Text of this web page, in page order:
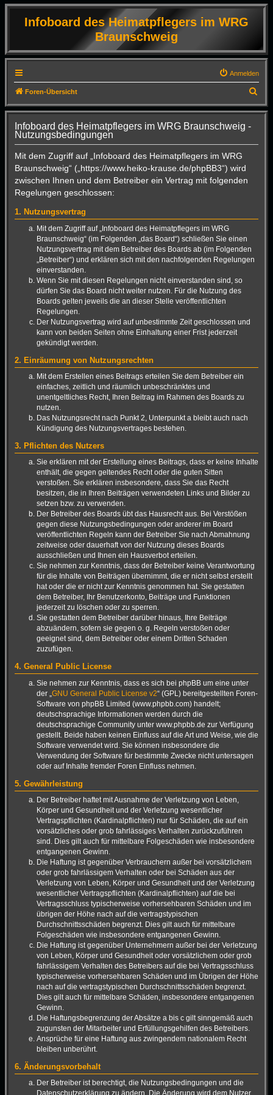
Infoboard des Heimatpflegers im WRG
Braunschweig
Anmelden
Foren-Übersicht
u
Infoboard des Heimatpflegers im WRG Braunschweig -
Nutzungsbedingungen
Mit dem Zugriff auf „Infoboard des Heimatpflegers im WRG
Braunschweig“ („https://www.heiko-krause.de/phpBB3“) wird
zwischen Ihnen und dem Betreiber ein Vertrag mit folgenden
Regelungen geschlossen:
1. Nutzungsvertrag
Mit dem Zugriff auf „Infoboard des Heimatpflegers im WRG
Braunschweig“ (im Folgenden „das Board“) schließen Sie einen
Nutzungsvertrag mit dem Betreiber des Boards ab (im Folgenden
„Betreiber“) und erklären sich mit den nachfolgenden Regelungen
einverstanden.
Wenn Sie mit diesen Regelungen nicht einverstanden sind, so
dürfen Sie das Board nicht weiter nutzen. Für die Nutzung des
Boards gelten jeweils die an dieser Stelle veröffentlichten
Regelungen.
Der Nutzungsvertrag wird auf unbestimmte Zeit geschlossen und
kann von beiden Seiten ohne Einhaltung einer Frist jederzeit
gekündigt werden.
2. Einräumung von Nutzungsrechten
Mit dem Erstellen eines Beitrags erteilen Sie dem Betreiber ein
einfaches, zeitlich und räumlich unbeschränktes und
unentgeltliches Recht, Ihren Beitrag im Rahmen des Boards zu
nutzen.
Das Nutzungsrecht nach Punkt 2, Unterpunkt a bleibt auch nach
Kündigung des Nutzungsvertrages bestehen.
3. Pflichten des Nutzers
Sie erklären mit der Erstellung eines Beitrags, dass er keine Inhalte
enthält, die gegen geltendes Recht oder die guten Sitten
verstoßen. Sie erklären insbesondere, dass Sie das Recht
besitzen, die in Ihren Beiträgen verwendeten Links und Bilder zu
setzen bzw. zu verwenden.
Der Betreiber des Boards übt das Hausrecht aus. Bei Verstößen
gegen diese Nutzungsbedingungen oder anderer im Board
veröffentlichten Regeln kann der Betreiber Sie nach Abmahnung
zeitweise oder dauerhaft von der Nutzung dieses Boards
ausschließen und Ihnen ein Hausverbot erteilen.
Sie nehmen zur Kenntnis, dass der Betreiber keine Verantwortung
für die Inhalte von Beiträgen übernimmt, die er nicht selbst erstellt
hat oder die er nicht zur Kenntnis genommen hat. Sie gestatten
dem Betreiber, Ihr Benutzerkonto, Beiträge und Funktionen
jederzeit zu löschen oder zu sperren.
Sie gestatten dem Betreiber darüber hinaus, Ihre Beiträge
abzuändern, sofern sie gegen o. g. Regeln verstoßen oder
geeignet sind, dem Betreiber oder einem Dritten Schaden
zuzufügen.
4. General Public License
Sie nehmen zur Kenntnis, dass es sich bei phpBB um eine unter
der „ GNU General Public License v2“ (GPL) bereitgestellten Foren-
Software von phpBB Limited (www.phpbb.com) handelt;
deutschsprachige Informationen werden durch die
deutschsprachige Community unter www.phpbb.de zur Verfügung
gestellt. Beide haben keinen Einfluss auf die Art und Weise, wie die
Software verwendet wird. Sie können insbesondere die
Verwendung der Software für bestimmte Zwecke nicht untersagen
oder auf Inhalte fremder Foren Einfluss nehmen.
5. Gewährleistung
Der Betreiber haftet mit Ausnahme der Verletzung von Leben,
Körper und Gesundheit und der Verletzung wesentlicher
Vertragspflichten (Kardinalpflichten) nur für Schäden, die auf ein
vorsätzliches oder grob fahrlässiges Verhalten zurückzuführen
sind. Dies gilt auch für mittelbare Folgeschäden wie insbesondere
entgangenen Gewinn.
Die Haftung ist gegenüber Verbrauchern außer bei vorsätzlichem
oder grob fahrlässigem Verhalten oder bei Schäden aus der
Verletzung von Leben, Körper und Gesundheit und der Verletzung
wesentlicher Vertragspflichten (Kardinalpflichten) auf die bei
Vertragsschluss typischerweise vorhersehbaren Schäden und im
übrigen der Höhe nach auf die vertragstypischen
Durchschnittsschäden begrenzt. Dies gilt auch für mittelbare
Folgeschäden wie insbesondere entgangenen Gewinn.
Die Haftung ist gegenüber Unternehmern außer bei der Verletzung
von Leben, Körper und Gesundheit oder vorsätzlichem oder grob
fahrlässigem Verhalten des Betreibers auf die bei Vertragsschluss
typischerweise vorhersehbaren Schäden und im Übrigen der Höhe
nach auf die vertragstypischen Durchschnittsschäden begrenzt.
Dies gilt auch für mittelbare Schäden, insbesondere entgangenen
Gewinn.
Die Haftungsbegrenzung der Absätze a bis c gilt sinngemäß auch
zugunsten der Mitarbeiter und Erfüllungsgehilfen des Betreibers.
Ansprüche für eine Haftung aus zwingendem nationalem Recht
bleiben unberührt.
6. Änderungsvorbehalt
Der Betreiber ist berechtigt, die Nutzungsbedingungen und die
Datenschutzerklärung zu ändern. Die Änderung wird dem Nutzer